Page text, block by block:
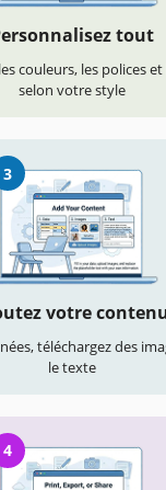
tout
couleurs, les polices et
selon votre style
3
votre
téléchargez des
le texte
4